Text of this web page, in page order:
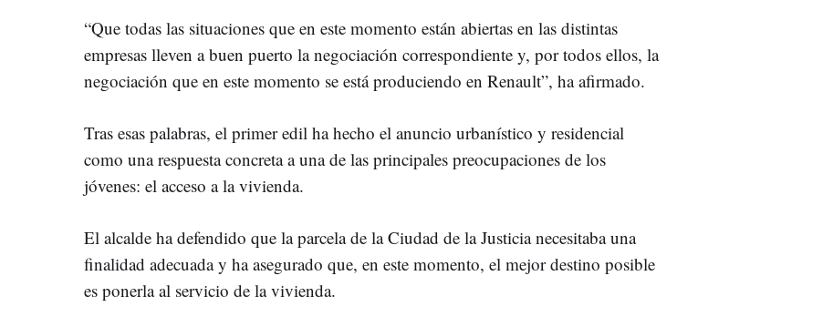
“Que todas las situaciones que en este momento están abiertas en las distintas
empresas lleven a buen puerto la negociación correspondiente y, por todos ellos, la
negociación que en este momento se está produciendo en Renault”, ha afirmado.
Tras esas palabras, el primer edil ha hecho el anuncio urbanístico y residencial
como una respuesta concreta a una de las principales preocupaciones de los
jóvenes: el acceso a la vivienda.
El alcalde ha defendido que la parcela de la Ciudad de la Justicia necesitaba una
finalidad adecuada y ha asegurado que, en este momento, el mejor destino posible
es ponerla al servicio de la vivienda.